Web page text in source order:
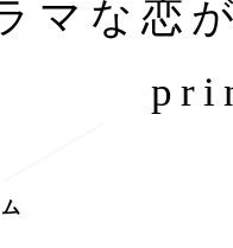
ラマな